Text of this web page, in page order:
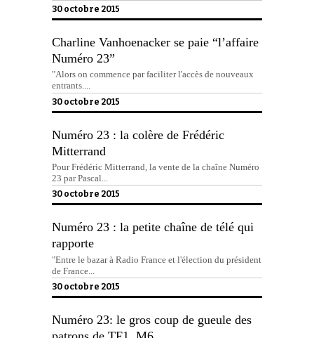
30 octobre 2015
Charline Vanhoenacker se paie “l’affaire
Numéro 23”
"Alors on commence par faciliter l'accès de nouveaux
entrants....
30 octobre 2015
Numéro 23 : la colère de Frédéric
Mitterrand
Pour Frédéric Mitterrand, la vente de la chaîne Numéro
23 par Pascal...
30 octobre 2015
Numéro 23 : la petite chaîne de télé qui
rapporte
"Entre le bazar à Radio France et l'élection du président
de France...
30 octobre 2015
Numéro 23: le gros coup de gueule des